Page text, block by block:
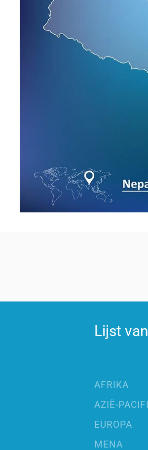
Lijst
AFRIKA
AZIË-
EUROPA
MENA